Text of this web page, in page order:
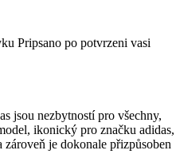
Pripsano po potvrzeni vasi
jsou nezbytností pro všechny,
ikonický pro značku adidas,
je dokonale přizpůsoben